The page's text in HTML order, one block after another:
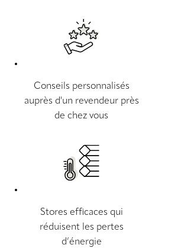
Conseils personnalisés
auprès d'un revendeur près
de chez vous
Stores efficaces qui
réduisent les pertes
d’énergie